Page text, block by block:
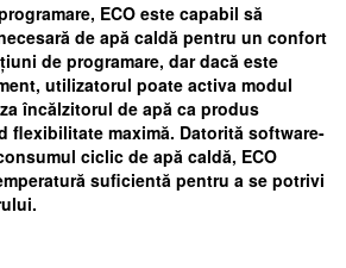
ECO este capabil să
de apă caldă pentru un confort
de programare, dar dacă este
utilizatorul poate activa modul
încălzitorul de apă ca produs
flexibilitate maximă. Datorită software-
ciclic de apă caldă, ECO
suficientă pentru a se potrivi